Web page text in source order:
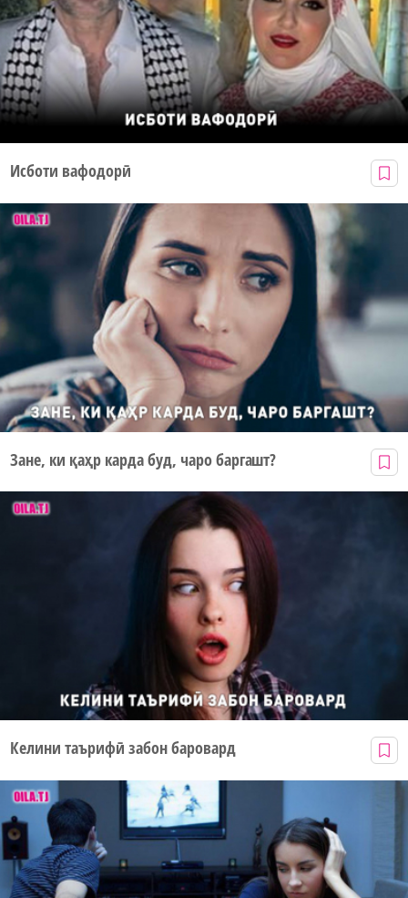
Исботи вафодорӣ
Зане, ки қаҳр карда буд, чаро баргашт?
Келини таърифӣ забон баровард